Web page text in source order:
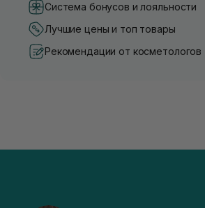
Система бонусов и лояльности
Лучшие цены и топ товары
Рекомендации от косметологов